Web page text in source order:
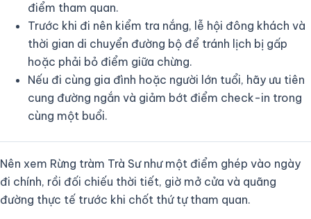
điểm tham quan.
Trước khi đi nên kiểm tra nắng, lễ hội đông khách và
thời gian di chuyển đường bộ để tránh lịch bị gấp
hoặc phải bỏ điểm giữa chừng.
Nếu đi cùng gia đình hoặc người lớn tuổi, hãy ưu tiên
cung đường ngắn và giảm bớt điểm check-in trong
cùng một buổi.
Nên xem Rừng tràm Trà Sư như một điểm ghép vào ngày
đi chính, rồi đối chiếu thời tiết, giờ mở cửa và quãng
đường thực tế trước khi chốt thứ tự tham quan.